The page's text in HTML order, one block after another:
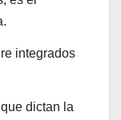
integrados
dictan la